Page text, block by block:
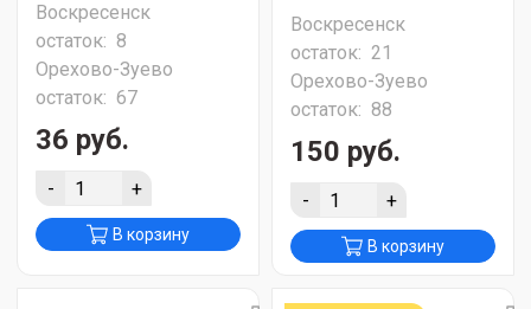
Воскресенск
остаток: 8
Орехово-Зуево
остаток: 67
36 руб.
- +
В корзину
Воскресенск
остаток: 21
Орехово-Зуево
остаток: 88
150 руб.
- +
В корзину